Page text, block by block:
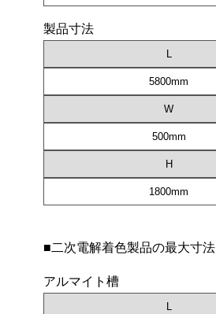
製品寸法
L
5800mm
W
500mm
H
1800mm
■二次電解着色製品の最大寸法
アルマイト槽
L